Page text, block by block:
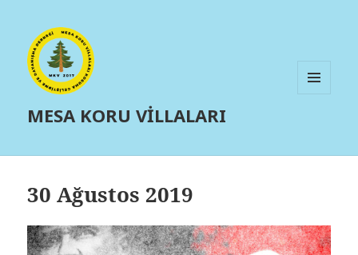
MESA KORU VİLLALARI
30 Ağustos 2019